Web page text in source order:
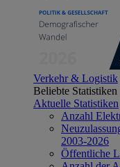
Verkehr & Logistik
Beliebte Statistiken
Aktuelle Statistiken
Anzahl
2003-2026
Öffentliche